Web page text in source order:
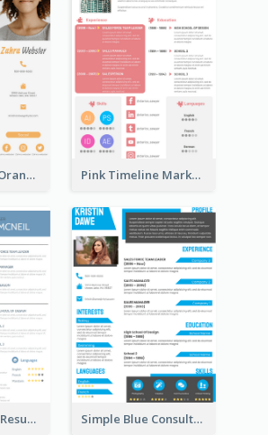
Distinguished Orange College Student Resume Pink Timeline Marketing Designer Resume
Blue Marketer Resume Simple Blue Consultant Resume